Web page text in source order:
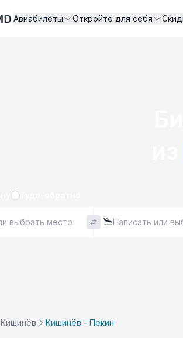
Авиабилеты Откройте для себя
Кишинёв Кишинёв - Пекин